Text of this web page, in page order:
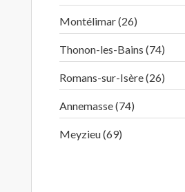
Montélimar (26)
Thonon-les-Bains (74)
Romans-sur-Isère (26)
Annemasse (74)
Meyzieu (69)